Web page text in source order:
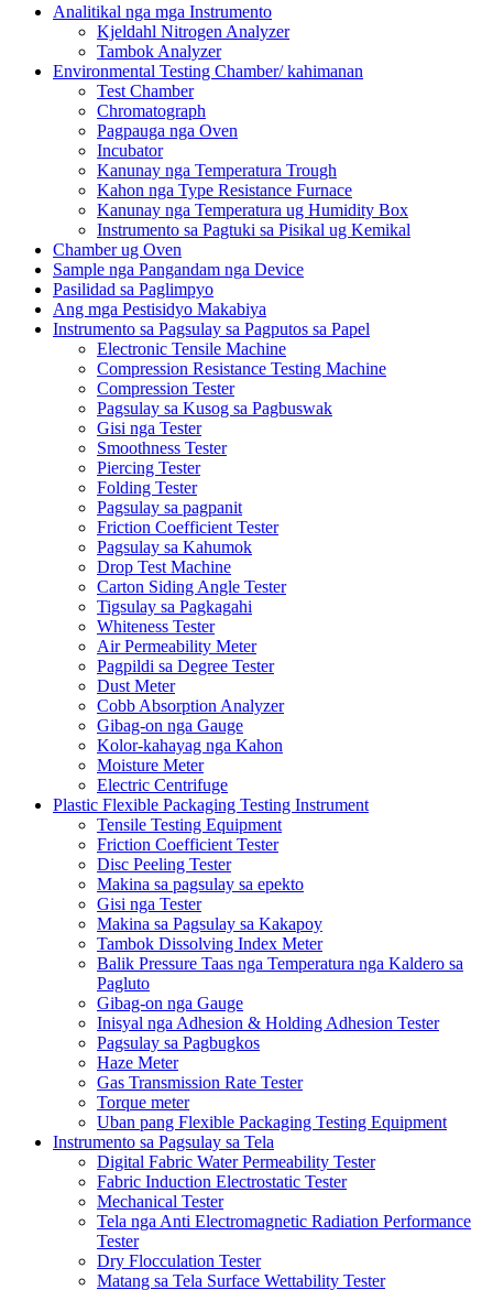
Analitikal nga mga Instrumento
Kjeldahl Nitrogen Analyzer
Tambok Analyzer
Environmental Testing Chamber/ kahimanan
Test Chamber
Chromatograph
Pagpauga nga Oven
Incubator
Kanunay nga Temperatura Trough
Kahon nga Type Resistance Furnace
Kanunay nga Temperatura ug Humidity Box
Instrumento sa Pagtuki sa Pisikal ug Kemikal
Chamber ug Oven
Sample nga Pangandam nga Device
Pasilidad sa Paglimpyo
Ang mga Pestisidyo Makabiya
Instrumento sa Pagsulay sa Pagputos sa Papel
Electronic Tensile Machine
Compression Resistance Testing Machine
Compression Tester
Pagsulay sa Kusog sa Pagbuswak
Gisi nga Tester
Smoothness Tester
Piercing Tester
Folding Tester
Pagsulay sa pagpanit
Friction Coefficient Tester
Pagsulay sa Kahumok
Drop Test Machine
Carton Siding Angle Tester
Tigsulay sa Pagkagahi
Whiteness Tester
Air Permeability Meter
Pagpildi sa Degree Tester
Dust Meter
Cobb Absorption Analyzer
Gibag-on nga Gauge
Kolor-kahayag nga Kahon
Moisture Meter
Electric Centrifuge
Plastic Flexible Packaging Testing Instrument
Tensile Testing Equipment
Friction Coefficient Tester
Disc Peeling Tester
Makina sa pagsulay sa epekto
Gisi nga Tester
Makina sa Pagsulay sa Kakapoy
Tambok Dissolving Index Meter
Balik Pressure Taas nga Temperatura nga Kaldero sa
Pagluto
Gibag-on nga Gauge
Inisyal nga Adhesion & Holding Adhesion Tester
Pagsulay sa Pagbugkos
Haze Meter
Gas Transmission Rate Tester
Torque meter
Uban pang Flexible Packaging Testing Equipment
Instrumento sa Pagsulay sa Tela
Digital Fabric Water Permeability Tester
Fabric Induction Electrostatic Tester
Mechanical Tester
Tela nga Anti Electromagnetic Radiation Performance
Tester
Dry Flocculation Tester
Matang sa Tela Surface Wettability Tester